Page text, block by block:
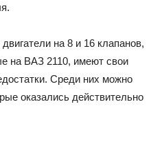
на 8 и 16 клапанов,
на ВАЗ 2110, имеют свои
Среди них можно
оказались действительно